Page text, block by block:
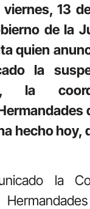
13
de la
quien
la
la
hecho hoy,
la